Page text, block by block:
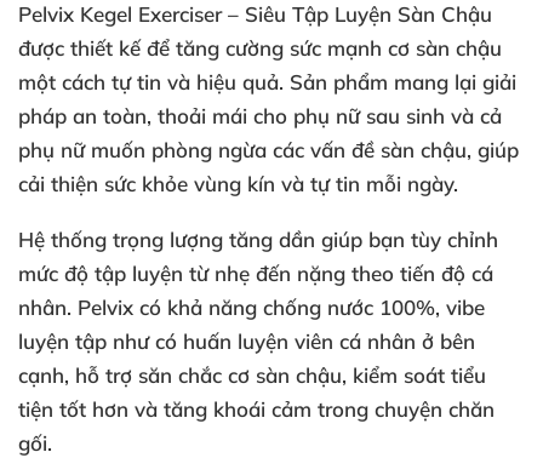
Pelvix Kegel Exerciser – Siêu Tập Luyện Sàn Chậu
được thiết kế để tăng cường sức mạnh cơ sàn chậu
một cách tự tin và hiệu quả. Sản phẩm mang lại giải
pháp an toàn, thoải mái cho phụ nữ sau sinh và cả
phụ nữ muốn phòng ngừa các vấn đề sàn chậu, giúp
cải thiện sức khỏe vùng kín và tự tin mỗi ngày.
Hệ thống trọng lượng tăng dần giúp bạn tùy chỉnh
mức độ tập luyện từ nhẹ đến nặng theo tiến độ cá
nhân. Pelvix có khả năng chống nước 100%, vibe
luyện tập như có huấn luyện viên cá nhân ở bên
cạnh, hỗ trợ săn chắc cơ sàn chậu, kiểm soát tiểu
tiện tốt hơn và tăng khoái cảm trong chuyện chăn
gối.